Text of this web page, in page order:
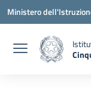
Vai ai contenuti
Vai al menu di
Vai al footer
Ministero